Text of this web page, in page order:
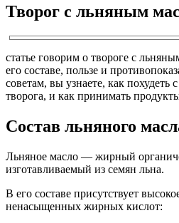
Творог с льняным
статье говорим о твороге с
его составе, пользе и
советам, вы узнаете, как
творога, и как принимать
Состав льняного
Льняное масло — жирный
изготавливаемый из семян льна.
В его составе присутствует
ненасыщенных жирных кислот: